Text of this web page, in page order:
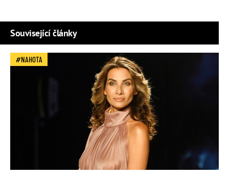
Související články
NAHOTA